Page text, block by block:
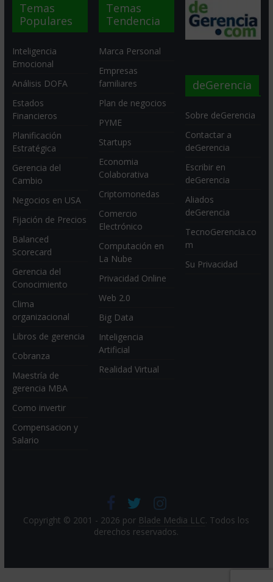
Temas
Populares
Inteligencia
Emocional
Análisis DOFA
Estados
Financieros
Planificación
Estratégica
Gerencia del
Cambio
Negocios en USA
Fijación de Precios
Balanced
Scorecard
Gerencia del
Conocimiento
Clima
organizacional
Libros de gerencia
Cobranza
Maestría de
gerencia MBA
Como invertir
Compensacion y
Salario
Temas
Tendencia
Marca Personal
Empresas
familiares
Plan de negocios
PYME
Startups
Economia
Colaborativa
Criptomonedas
Comercio
Electrónico
Computación en
La Nube
Privacidad Online
Web 2.0
Big Data
Inteligencia
Artificial
Realidad Virtual
deGerencia
Sobre deGerencia
Contactar a
deGerencia
Escribir en
deGerencia
Aliados
deGerencia
TecnoGerencia.co
m
Su Privacidad
Copyright © 2001 - 2026 por Blade Media LLC. Todos los
derechos reservados.